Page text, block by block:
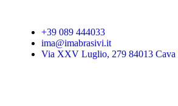
+39 089 444033
ima@imabrasivi.it
Via XXV Luglio, 279 84013 Cava